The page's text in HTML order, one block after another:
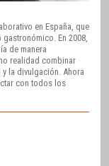
en España, que
En 2008,
de manera
realidad combinar
la divulgación. Ahora
con todos los